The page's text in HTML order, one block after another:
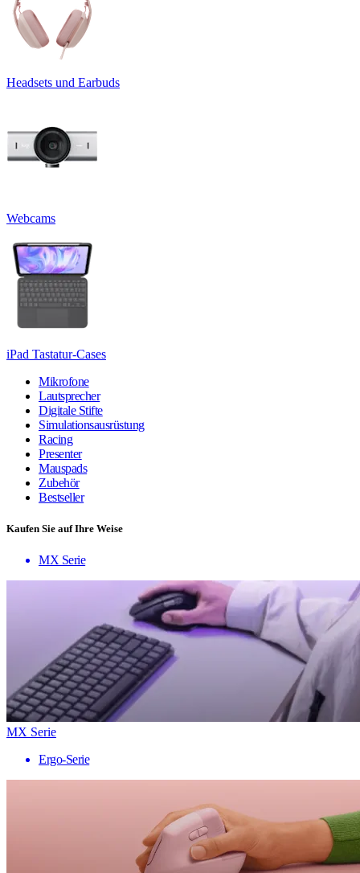
Headsets und Earbuds
Webcams
iPad Tastatur-Cases
Mikrofone
Lautsprecher
Digitale Stifte
Simulationsausrüstung
Racing
Presenter
Mauspads
Zubehör
Bestseller
Kaufen Sie auf Ihre Weise
MX Serie
MX Serie
Ergo-Serie